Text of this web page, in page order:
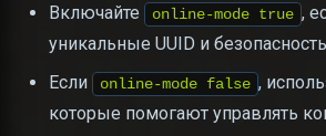
Включайте online-mode true ,
уникальные UUID и
Если
online-mode false ,
которые помогают управлять